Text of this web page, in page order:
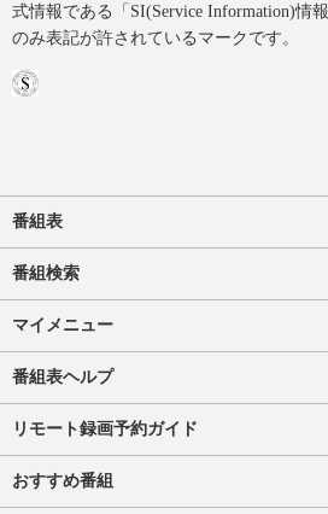
式情報である「SI(Service Information)情
のみ表記が許されているマークです。
番組表
番組検索
マイメニュー
番組表ヘルプ
リモート録画予約ガイド
おすすめ番組